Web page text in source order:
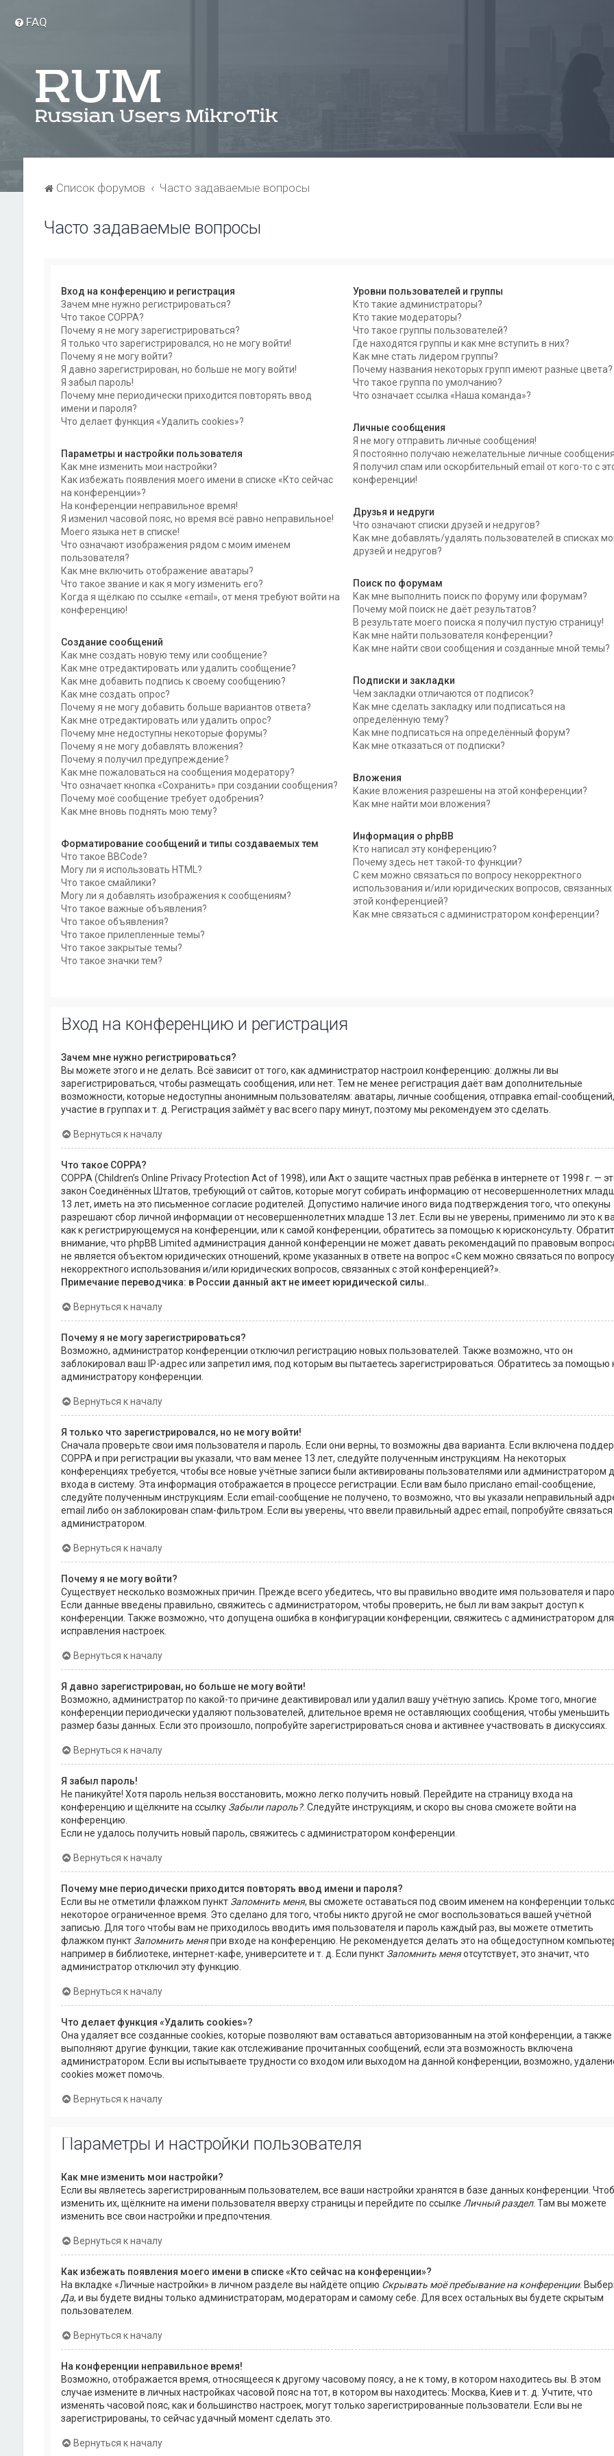
FAQ
Список форумов Часто задаваемые вопросы
Часто задаваемые вопросы
Вход на конференцию и регистрация
Зачем мне нужно регистрироваться?
Что такое COPPA?
Почему я не могу зарегистрироваться?
Я только что зарегистрировался, но не могу войти!
Почему я не могу войти?
Я давно зарегистрирован, но больше не могу войти!
Я забыл пароль!
Почему мне периодически приходится повторять ввод
имени и пароля?
Что делает функция «Удалить cookies»?
Параметры и настройки пользователя
Как мне изменить мои настройки?
Как избежать появления моего имени в списке «Кто сейчас
на конференции»?
На конференции неправильное время!
Я изменил часовой пояс, но время всё равно неправильное!
Моего языка нет в списке!
Что означают изображения рядом с моим именем
пользователя?
Как мне включить отображение аватары?
Что такое звание и как я могу изменить его?
Когда я щёлкаю по ссылке «email», от меня требуют войти на
конференцию!
Создание сообщений
Как мне создать новую тему или сообщение?
Как мне отредактировать или удалить сообщение?
Как мне добавить подпись к своему сообщению?
Как мне создать опрос?
Почему я не могу добавить больше вариантов ответа?
Как мне отредактировать или удалить опрос?
Почему мне недоступны некоторые форумы?
Почему я не могу добавлять вложения?
Почему я получил предупреждение?
Как мне пожаловаться на сообщения модератору?
Что означает кнопка «Сохранить» при создании сообщения?
Почему моё сообщение требует одобрения?
Как мне вновь поднять мою тему?
Форматирование сообщений и типы создаваемых тем
Что такое BBCode?
Могу ли я использовать HTML?
Что такое смайлики?
Могу ли я добавлять изображения к сообщениям?
Что такое важные объявления?
Что такое объявления?
Что такое прилепленные темы?
Что такое закрытые темы?
Что такое значки тем?
Уровни пользователей и группы
Кто такие администраторы?
Кто такие модераторы?
Что такое группы пользователей?
Где находятся группы и как мне вступить в них?
Как мне стать лидером группы?
Почему названия некоторых групп имеют разные цвета?
Что такое группа по умолчанию?
Что означает ссылка «Наша команда»?
Личные сообщения
Я не могу отправить личные сообщения!
Я постоянно получаю нежелательные личные
Я получил спам или оскорбительный email от кого-то с
конференции!
Друзья и недруги
Что означают списки друзей и недругов?
Как мне добавлять/удалять пользователей в списках
друзей и недругов?
Поиск по форумам
Как мне выполнить поиск по форуму или форумам?
Почему мой поиск не даёт результатов?
В результате моего поиска я получил пустую страницу!
Как мне найти пользователя конференции?
Как мне найти свои сообщения и созданные мной темы?
Подписки и закладки
Чем закладки отличаются от подписок?
Как мне сделать закладку или подписаться на
определённую тему?
Как мне подписаться на определённый форум?
Как мне отказаться от подписки?
Вложения
Какие вложения разрешены на этой конференции?
Как мне найти мои вложения?
Информация о phpBB
Кто написал эту конференцию?
Почему здесь нет такой-то функции?
С кем можно связаться по вопросу некорректного
использования и/или юридических вопросов, связанных
этой конференцией?
Как мне связаться с администратором конференции?
Вход на конференцию и регистрация
Зачем мне нужно регистрироваться?
Вы можете этого и не делать. Всё зависит от того, как администратор настроил конференцию: должны ли вы
зарегистрироваться, чтобы размещать сообщения, или нет. Тем не менее регистрация даёт вам дополнительные
возможности, которые недоступны анонимным пользователям: аватары, личные сообщения, отправка email-сообщений,
участие в группах и т. д. Регистрация займёт у вас всего пару минут, поэтому мы рекомендуем это сделать.
Вернуться к началу
Что такое COPPA?
COPPA (Children’s Online Privacy Protection Act of 1998), или Акт о защите частных прав ребёнка в интернете от 1998 г. —
закон Соединённых Штатов, требующий от сайтов, которые могут собирать информацию от несовершеннолетних
13 лет, иметь на это письменное согласие родителей. Допустимо наличие иного вида подтверждения того, что опекуны
разрешают сбор личной информации от несовершеннолетних младше 13 лет. Если вы не уверены, применимо ли это к
как к регистрирующемуся на конференции, или к самой конференции, обратитесь за помощью к юрисконсульту.
внимание, что phpBB Limited администрация данной конференции не может давать рекомендаций по правовым
не является объектом юридических отношений, кроме указанных в ответе на вопрос «С кем можно связаться по вопросу
некорректного использования и/или юридических вопросов, связанных с этой конференцией?».
Примечание переводчика: в России данный акт не имеет юридической силы.
Вернуться к началу
Почему я не могу зарегистрироваться?
Возможно, администратор конференции отключил регистрацию новых пользователей. Также возможно, что он
заблокировал ваш IP-адрес или запретил имя, под которым вы пытаетесь зарегистрироваться. Обратитесь за помощью
администратору конференции.
Вернуться к началу
Я только что зарегистрировался, но не могу войти!
Сначала проверьте свои имя пользователя и пароль. Если они верны, то возможны два варианта. Если включена
COPPA и при регистрации вы указали, что вам менее 13 лет, следуйте полученным инструкциям. На некоторых
конференциях требуется, чтобы все новые учётные записи были активированы пользователями или администратором
входа в систему. Эта информация отображается в процессе регистрации. Если вам было прислано email-сообщение,
следуйте полученным инструкциям. Если email-сообщение не получено, то возможно, что вы указали неправильный
email либо он заблокирован спам-фильтром. Если вы уверены, что ввели правильный адрес email, попробуйте связаться
администратором.
Вернуться к началу
Почему я не могу войти?
Существует несколько возможных причин. Прежде всего убедитесь, что вы правильно вводите имя пользователя и
Если данные введены правильно, свяжитесь с администратором, чтобы проверить, не был ли вам закрыт доступ к
конференции. Также возможно, что допущена ошибка в конфигурации конференции, свяжитесь с администратором для
исправления настроек.
Вернуться к началу
Я давно зарегистрирован, но больше не могу войти!
Возможно, администратор по какой-то причине деактивировал или удалил вашу учётную запись. Кроме того, многие
конференции периодически удаляют пользователей, длительное время не оставляющих сообщения, чтобы уменьшить
размер базы данных. Если это произошло, попробуйте зарегистрироваться снова и активнее участвовать в дискуссиях.
Вернуться к началу
Я забыл пароль!
Не паникуйте! Хотя пароль нельзя восстановить, можно легко получить новый. Перейдите на страницу входа на
конференцию и щёлкните на ссылку Забыли пароль?. Следуйте инструкциям, и скоро вы снова сможете войти на
конференцию.
Если не удалось получить новый пароль, свяжитесь с администратором конференции.
Вернуться к началу
Почему мне периодически приходится повторять ввод имени и пароля?
Если вы не отметили флажком пункт Запомнить меня, вы сможете оставаться под своим именем на конференции
некоторое ограниченное время. Это сделано для того, чтобы никто другой не смог воспользоваться вашей учётной
записью. Для того чтобы вам не приходилось вводить имя пользователя и пароль каждый раз, вы можете отметить
флажком пункт Запомнить меняпри входе на конференцию. Не рекомендуется делать это на общедоступном
например в библиотеке, интернет-кафе, университете и т. д. Если пункт Запомнить меняотсутствует, это значит, что
администратор отключил эту функцию.
Вернуться к началу
Что делает функция «Удалить cookies»?
Она удаляет все созданные cookies, которые позволяют вам оставаться авторизованным на этой конференции, а также
выполняют другие функции, такие как отслеживание прочитанных сообщений, если эта возможность включена
администратором. Если вы испытываете трудности со входом или выходом на данной конференции, возможно,
cookies может помочь.
Вернуться к началу
Параметры и настройки пользователя
Как мне изменить мои настройки?
Если вы являетесь зарегистрированным пользователем, все ваши настройки хранятся в базе данных конференции.
изменить их, щёлкните на имени пользователя вверху страницы и перейдите по ссылке Личный раздел. Там вы можете
изменить все свои настройки и предпочтения.
Вернуться к началу
Как избежать появления моего имени в списке «Кто сейчас на конференции»?
На вкладке «Личные настройки» в личном разделе вы найдёте опцию Скрывать моё пребывание на конференции.
Да, и вы будете видны только администраторам, модераторам и самому себе. Для всех остальных вы будете скрытым
пользователем.
Вернуться к началу
На конференции неправильное время!
Возможно, отображается время, относящееся к другому часовому поясу, а не к тому, в котором находитесь вы. В этом
случае измените в личных настройках часовой пояс на тот, в котором вы находитесь: Москва, Киев и т. д. Учтите, что
изменять часовой пояс, как и большинство настроек, могут только зарегистрированные пользователи. Если вы не
зарегистрированы, то сейчас удачный момент сделать это.
Вернуться к началу